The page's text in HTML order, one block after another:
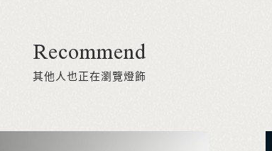
Recommend
其他人也正在瀏覽燈飾